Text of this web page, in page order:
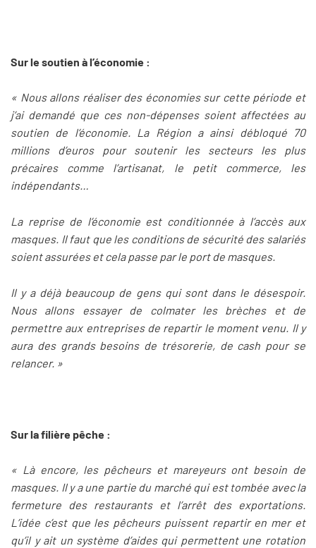
Sur le soutien à l’économie :
« Nous allons réaliser des économies sur cette période et
j’ai demandé que ces non-dépenses soient affectées au
soutien de l’économie. La Région a ainsi débloqué 70
millions d’euros pour soutenir les secteurs les plus
précaires comme l’artisanat, le petit commerce, les
indépendants…
La reprise de l’économie est conditionnée à l’accès aux
masques. Il faut que les conditions de sécurité des salariés
soient assurées et cela passe par le port de masques.
Il y a déjà beaucoup de gens qui sont dans le désespoir.
Nous allons essayer de colmater les brèches et de
permettre aux entreprises de repartir le moment venu. Il y
aura des grands besoins de trésorerie, de cash pour se
relancer. »
Sur la filière pêche :
« Là encore, les pêcheurs et mareyeurs ont besoin de
masques. Il y a une partie du marché qui est tombée avec la
fermeture des restaurants et l’arrêt des exportations.
L’idée c’est que les pêcheurs puissent repartir en mer et
qu’il y ait un système d’aides qui permettent une rotation